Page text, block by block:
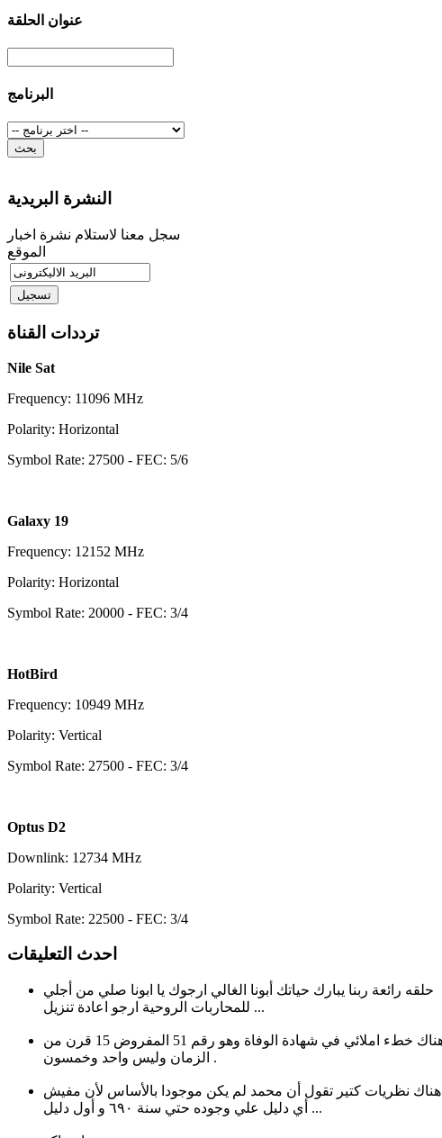
عنوان الحلقة
البرنامج
النشرة البريدية
سجل معنا لاستلام نشرة اخبار
الموقع
ترددات القناة
Nile Sat
Frequency: 11096 MHz
Polarity: Horizontal
Symbol Rate: 27500 - FEC: 5/6
Galaxy 19
Frequency: 12152 MHz
Polarity: Horizontal
Symbol Rate: 20000 - FEC: 3/4
HotBird
Frequency: 10949 MHz
Polarity: Vertical
Symbol Rate: 27500 - FEC: 3/4
Optus D2
Downlink: 12734 MHz
Polarity: Vertical
Symbol Rate: 22500 - FEC: 3/4
احدث التعليقات
حلقه رائعة ربنا يبارك حياتك أبونا الغالي ارجوك يا ابونا صلي من أجلي
للمحاربات الروحية ارجو اعادة تنزيل ...
هناك خطء املائي في شهادة الوفاة وهو رقم 51 المفروض 15 قرن من
الزمان وليس واحد وخمسون .
هناك نظريات كتير تقول أن محمد لم يكن موجودا بالأساس لأن مفيش
أي دليل علي وجوده حتي سنة ٦٩٠ و أول دليل ...